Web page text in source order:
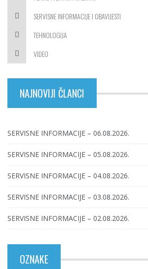
SERVISNE INFORMACIJE I OBAVIJESTI
TEHNOLOGIJA
VIDEO
NAJNOVIJI ČLANCI
SERVISNE INFORMACIJE – 06.08.2026.
SERVISNE INFORMACIJE – 05.08.2026.
SERVISNE INFORMACIJE – 04.08.2026.
SERVISNE INFORMACIJE – 03.08.2026.
SERVISNE INFORMACIJE – 02.08.2026.
OZNAKE